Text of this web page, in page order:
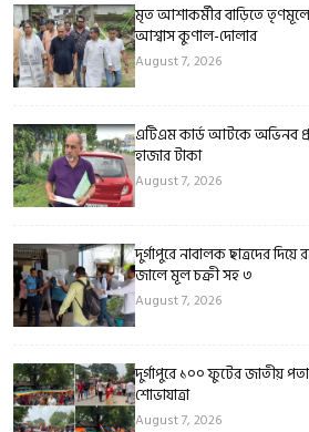
মৃত আশাকর্মীর বাড়িতে
আশ্বাস কুণাল-দোলার
August 7, 2026
এটিএম কার্ড আটকে অভিনব
হাজার টাকা
August 7, 2026
দুর্গাপুরে নাবালক ছাত্রদের
জালে মূল চক্রী সহ ৩
August 7, 2026
দুর্গাপুরে ১০০ ফুটের জাতীয়
শোভাযাত্রা
August 7, 2026